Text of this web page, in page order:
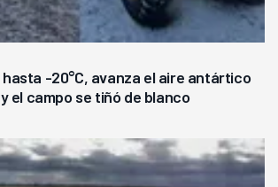
hasta -20°C, avanza el aire antártico
el campo se tiñó de blanco